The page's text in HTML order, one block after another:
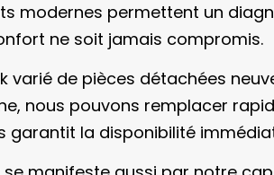
modernes permettent un
ne soit jamais compromis.
varié de pièces détachées
nous pouvons remplacer
garantit la disponibilité